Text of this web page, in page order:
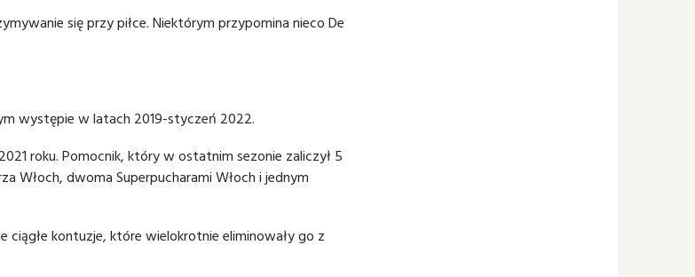
się przy piłce. Niektórym przypomina nieco De
występie w latach 2019-styczeń 2022.
roku. Pomocnik, który w ostatnim sezonie zaliczył 5
Włoch, dwoma Superpucharami Włoch i jednym
ciągłe kontuzje, które wielokrotnie eliminowały go z